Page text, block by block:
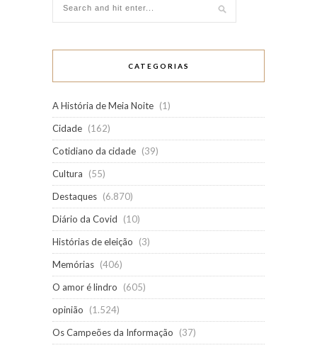
CATEGORIAS
A História de Meia Noite (1)
Cidade (162)
Cotidiano da cidade (39)
Cultura
(55)
Destaques (6.870)
Diário da Covid
(10)
Histórias de eleição
(3)
Memórias (406)
O amor é lindro
(605)
opinião
(1.524)
Os Campeões da Informação
(37)